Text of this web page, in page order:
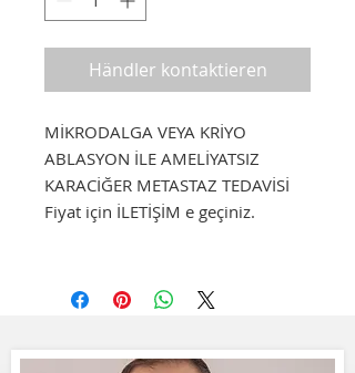
Händler kontaktieren
MİKRODALGA VEYA KRİYO
ABLASYON İLE AMELİYATSIZ
KARACİĞER METASTAZ TEDAVİSİ
Fiyat için İLETİŞİM e geçiniz.